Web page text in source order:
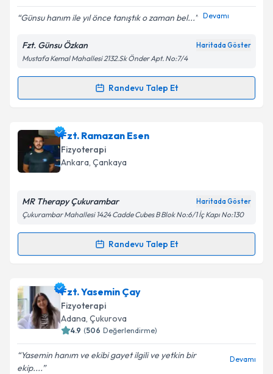
Günsu hanım ile yıl önce tanıştık o zaman bel... Devamı
Fzt. Günsu Özkan Haritada Göster
Mustafa Kemal Mahallesi 2132.Sk Önder Apt. No:7/4
Randevu Talep Et
Randevu Takvimi Talebi
Fzt. Günsu Özkaniçin randevu takvimi talebi
oluşturun. Size bu uzmandan randevu almanız için bir
takvim hazırlandığında e-posta ile bilgilendireceğiz.
Kişisel verilerimin işlenmesine ilişkin
Metni'ni okudum ve kişisel verilerimin belirtilen
Takvim Talebini Gönder
Fzt. Ramazan Esen
Fizyoterapi
Ankara, Çankaya
MR Therapy Çukurambar Haritada Göster
Çukurambar Mahallesi 1424 Cadde Cubes B Blok No:6/1 İç Kapı No:130
Randevu Talep Et
Randevu Takvimi Talebi
Fzt. Ramazan Esen için randevu takvimi talebi
oluşturun. Size bu uzmandan randevu almanız için bir
takvim hazırlandığında e-posta ile bilgilendireceğiz.
Fzt. Yasemin Çay
Fizyoterapi
Adana, Çukurova
4.9 (506 Değerlendirme)
Yasemin hanım ve ekibi gayet ilgili ve yetkin bir
ekip....
Devamı